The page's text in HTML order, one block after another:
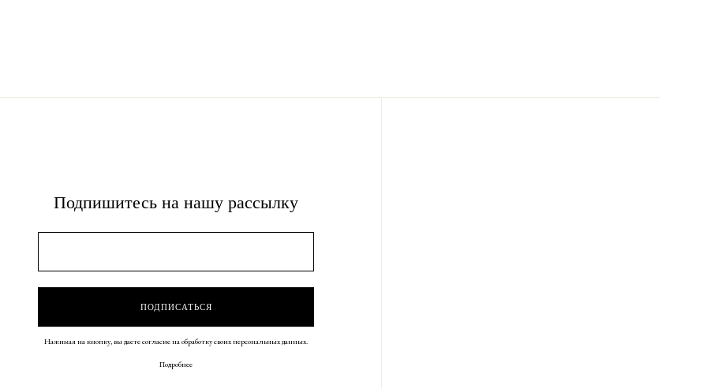
Подпишитесь на нашу рассылку
Нажимая на кнопку, вы даете согласие на обработку своих персональных данных.
Подробнее